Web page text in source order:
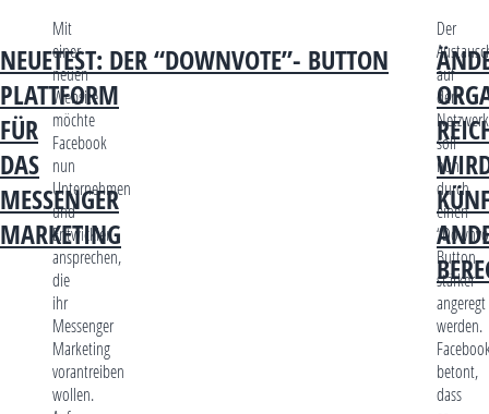
NEUE
PLATTFORM
FÜR
DAS
MESSENGER
MARKETING
Mit
einer
neuen
Website
möchte
Facebook
nun
Unternehmen
und
Entwickler
ansprechen,
die
ihr
Messenger
Marketing
vorantreiben
wollen.
TEST: DER “DOWNVOTE”- BUTTON
Der
auf
dem
Netzwerk
soll
nun
durch
einen
Button
stärker
angeregt
werden.
betont,
dass